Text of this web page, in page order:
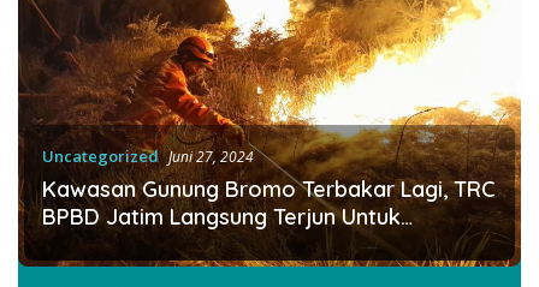
Uncategorized Juni 27, 2024
Kawasan Gunung Bromo Terbakar Lagi, TRC
BPBD Jatim Langsung Terjun Untuk
Padamkan Api